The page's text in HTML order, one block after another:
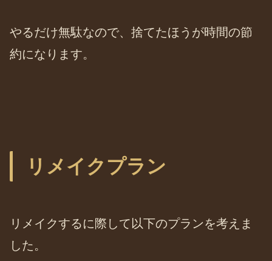
やるだけ無駄なので、捨てたほうが時間の節
約になります。
リメイクプラン
リメイクするに際して以下のプランを考えま
した。